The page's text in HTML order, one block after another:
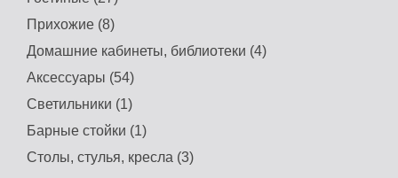
Прихожие (8)
Домашние кабинеты, библиотеки (4)
Аксессуары (54)
Светильники (1)
Барные стойки (1)
Столы, стулья, кресла (3)